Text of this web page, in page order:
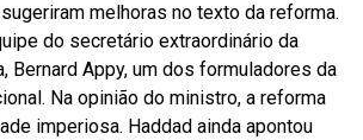
melhoras no texto da reforma.
do secretário extraordinário da
Bernard Appy, um dos formuladores da
Na opinião do ministro, a reforma
imperiosa. Haddad ainda apontou